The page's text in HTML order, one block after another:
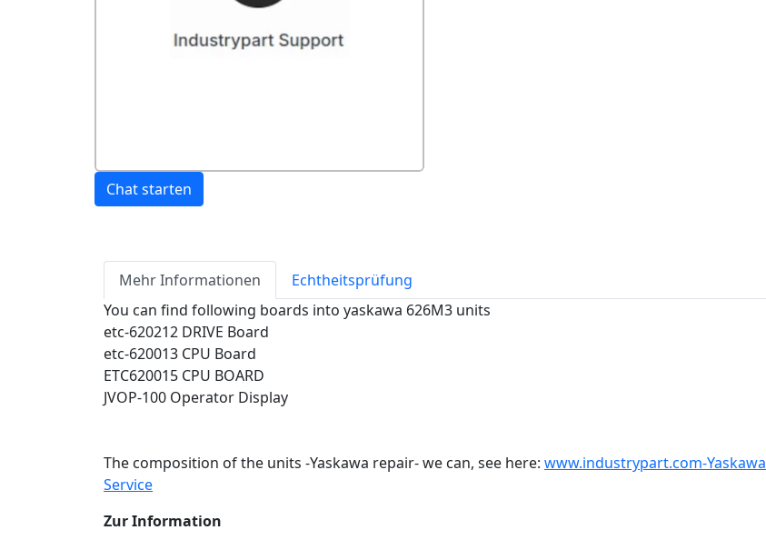
Chat starten
Mehr Informationen
Echtheitsprüfung
You can find following boards into yaskawa 626M3 units
etc-620212 DRIVE Board
etc-620013 CPU Board
ETC620015 CPU BOARD
JVOP-100 Operator Display
The composition of the units -Yaskawa repair- we can, see here: www.industrypart.com-Yaskawa
Service
Zur Information